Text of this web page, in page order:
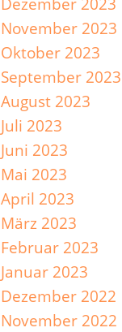
November 2023
Oktober 2023
September 2023
August 2023
Juli 2023
Juni 2023
Mai 2023
April 2023
März 2023
Februar 2023
Januar 2023
Dezember 2022
November 2022